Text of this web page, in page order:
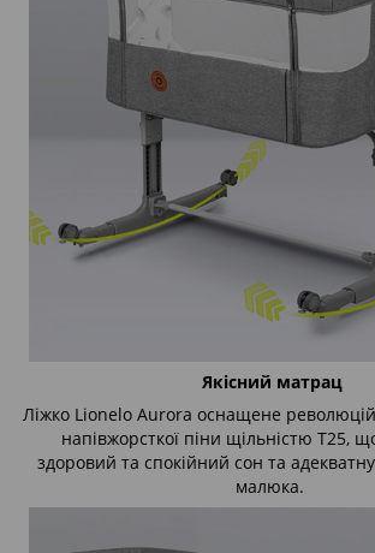
Якісний матрац
Ліжко Lionelo Aurora оснащене
напівжорсткої піни щільністю Т25,
здоровий та спокійний сон та
малюка.